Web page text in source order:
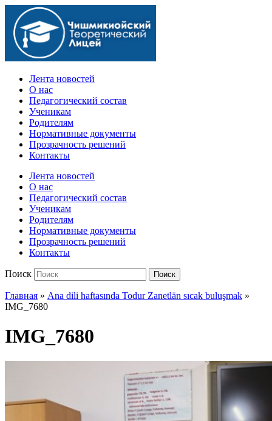
Официальный сайт учебного заведения
Лента новостей
О нас
Педагогический состав
Ученикам
Родителям
Нормативные документы
Прозрачность решений
Контакты
Лента новостей
О нас
Педагогический состав
Ученикам
Родителям
Нормативные документы
Прозрачность решений
Контакты
Поиск Поиск
Главная » Ana dili haftasında Todur Zanetlän sıcak buluşmak »
IMG_7680
IMG_7680